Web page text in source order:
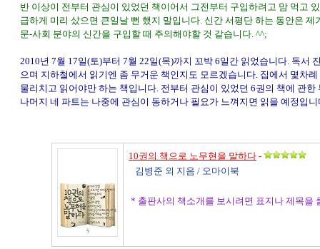
반 이상이 전부터 관심이 있었던 책이어서 그전부터 구입하려고 맘 먹고
급하게 미리 샀으면 큰일날 뻔 했지 말입니다. 신간 서평단 하는 동안은 제
문-사회 분야의 신간을 구입할 때 주의해야할 것 같습니다. ^^;
2010년 7월 17일(토)부터 7월 22일(목)까지 꼬박 6일간 읽었습니다. 독서
으며 지하철에서 읽기엔 좀 무거운 책인지도 모르겠습니다. 집에서 몇차
물리치고 읽어야만 하는 책입니다. 전부터 관심이 있었던 6권의 책에 관한
나머지 네 파트는 나중에 관심이 동하거나 필요가 느껴지면 읽을 예정입니
10권의 책으로 노무현을 말하다 -
김병준 외 지음 / 오마이북
* 출판사의 책소개를 보시려면 표지나 제목을